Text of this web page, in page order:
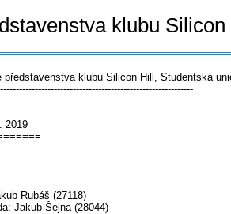
klubu
představenstva klubu Silicon Hill, Studentská
2019
Rubáš (27118)
Jakub Šejna (28044)